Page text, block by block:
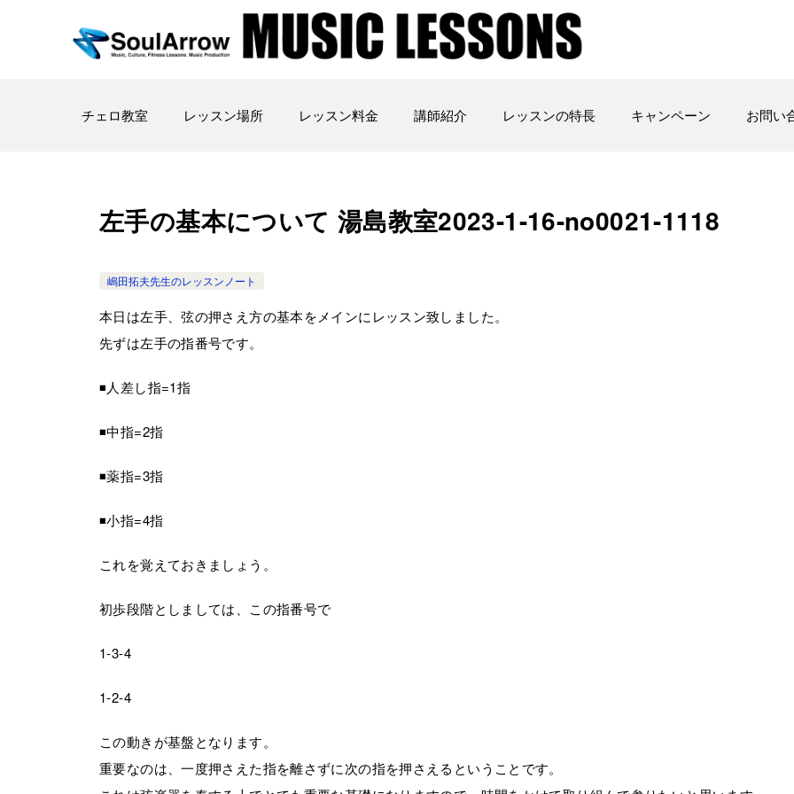
チェロ教室 レッスン場所 レッスン料金 講師紹介 レッスンの特長 キャンペーン お問い
左手の基本について 湯島教室2023-1-16-no0021-1118
嶋田拓夫先生のレッスンノート
本日は左手、弦の押さえ方の基本をメインにレッスン致しました。
先ずは左手の指番号です。
◾️人差し指=1指
◾️中指=2指
◾️薬指=3指
◾️小指=4指
これを覚えておきましょう。
初歩段階としましては、この指番号で
1-3-4
1-2-4
この動きが基盤となります。
重要なのは、一度押さえた指を離さずに次の指を押さえるということです。